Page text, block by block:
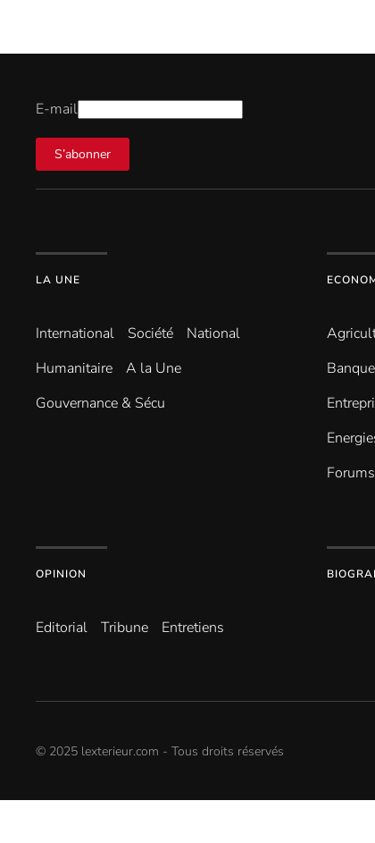
E-mail
S’abonner
LA UNE
International Société
National
Humanitaire
A la Une
Gouvernance & Sécu
OPINION
Editorial Tribune Entretiens
© 2025 lexterieur.com - Tous droits réservés